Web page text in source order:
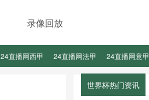
录像回放
24直播网西甲 24直播网法甲 24直播网意甲
世界杯热门资讯